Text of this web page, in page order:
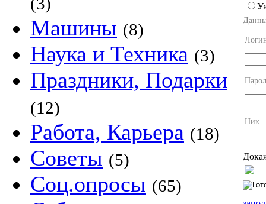
Машины (8)
Наука и Техника (3)
Праздники, Подарки
(12)
Работа, Карьера (18)
Советы (5)
Соц.опросы (65)
Ник